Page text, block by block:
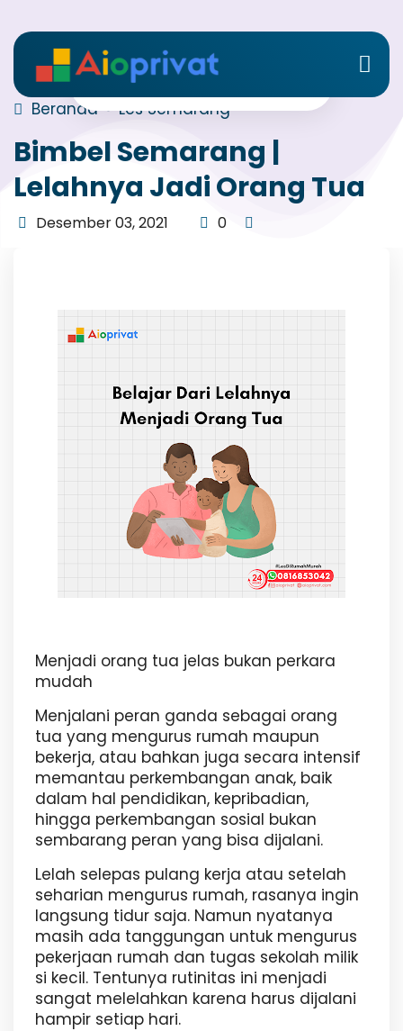
Beranda Les Semarang
Bimbel Semarang |
Lelahnya Jadi Orang Tua
Desember 03, 2021 0
Menjadi orang tua jelas bukan perkara
mudah
Menjalani peran ganda sebagai orang
tua yang mengurus rumah maupun
bekerja, atau bahkan juga secara intensif
memantau perkembangan anak, baik
dalam hal pendidikan, kepribadian,
hingga perkembangan sosial bukan
sembarang peran yang bisa dijalani.
Lelah selepas pulang kerja atau setelah
seharian mengurus rumah, rasanya ingin
langsung tidur saja. Namun nyatanya
masih ada tanggungan untuk mengurus
pekerjaan rumah dan tugas sekolah milik
si kecil. Tentunya rutinitas ini menjadi
sangat melelahkan karena harus dijalani
hampir setiap hari.